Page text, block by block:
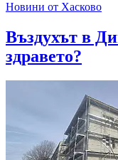
Новини от Хасково
Въздухът в
здравето?